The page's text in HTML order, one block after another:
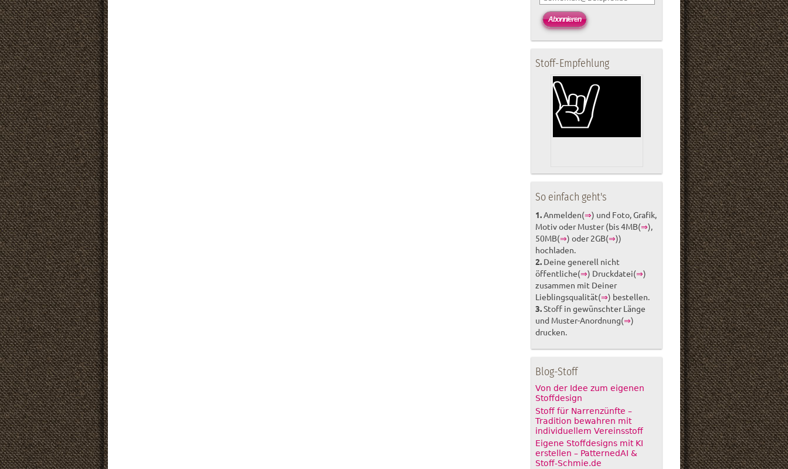
Stoff-Empfehlung
So einfach geht's
1.Anmelden(⇒) und Foto, Grafik,
Motiv oder Muster (bis 4MB(⇒),
50MB(⇒) oder 2GB(⇒))
hochladen.
2. Deine generell nicht
öffentliche(⇒) Druckdatei(⇒)
zusammen mit Deiner
Lieblingsqualität(⇒) bestellen.
3.Stoff in gewünschter Länge
und Muster-Anordnung(⇒)
drucken.
Blog-Stoff
Von der Idee zum eigenen
Stoffdesign
Stoff für Narrenzünfte –
Tradition bewahren mit
individuellem Vereinsstoff
Eigene Stoffdesigns mit KI
erstellen – PatternedAI &
Stoff-Schmie.de